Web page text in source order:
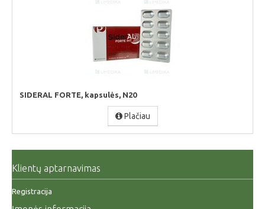
SIDERAL FORTE, kapsulės, N20
Plačiau
Klientų aptarnavimas
Registracija